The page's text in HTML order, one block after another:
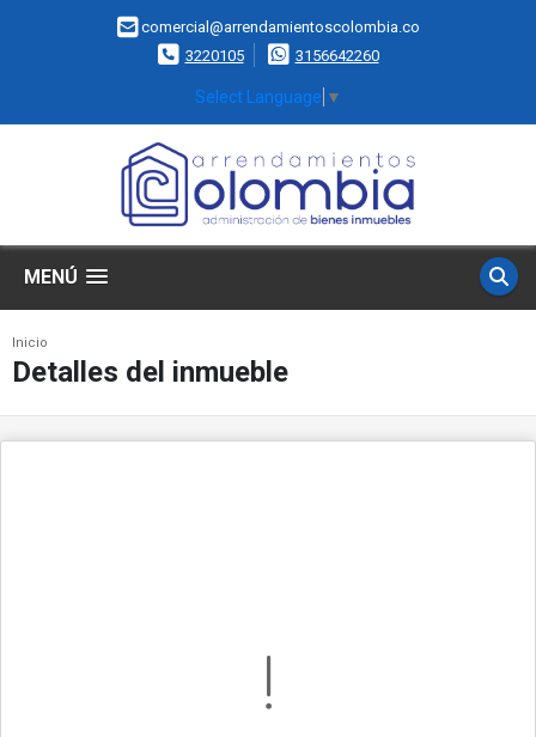
comercial@arrendamientoscolombia.co
3220105
3156642260
Select Language ▼
MENÚ
Inicio
Detalles del inmueble